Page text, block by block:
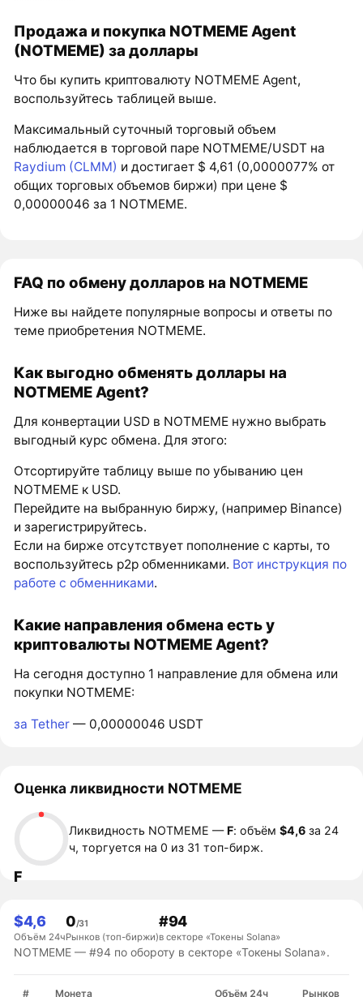
Продажа и покупка NOTMEME Agent
(NOTMEME) за доллары
Что бы купить криптовалюту NOTMEME Agent,
воспользуйтесь таблицей выше.
Максимальный суточный торговый объем
наблюдается в торговой паре NOTMEME/USDT на
Raydium (CLMM) и достигает $ 4,61 (0,0000077% от
общих торговых объемов биржи) при цене $
0,00000046 за 1 NOTMEME.
FAQ по обмену долларов на NOTMEME
Ниже вы найдете популярные вопросы и ответы по
теме приобретения NOTMEME.
Как выгодно обменять доллары на
NOTMEME Agent?
Для конвертации USD в NOTMEME нужно выбрать
выгодный курс обмена. Для этого:
Отсортируйте таблицу выше по убыванию цен
NOTMEME к USD.
Перейдите на выбранную биржу, (например Binance)
и зарегистрируйтесь.
Если на бирже отсутствует пополнение с карты, то
воспользуйтесь p2p обменниками. Вот инструкция по
работе с обменниками.
Какие направления обмена есть у
криптовалюты NOTMEME Agent?
На сегодня доступно 1 направление для обмена или
покупки NOTMEME:
за Tether — 0,00000046 USDT
Оценка ликвидности NOTMEME
F
Ликвидность NOTMEME —F: объём$4,6 за 24
ч, торгуется на 0 из 31 топ-бирж.
$4,6
Объём 24ч
0/31
Рынков (топ-биржи)
#94
в секторе «Токены Solana»
NOTMEME — #94 по обороту в секторе «Токены Solana».
# Монета Объём 24ч Рынков